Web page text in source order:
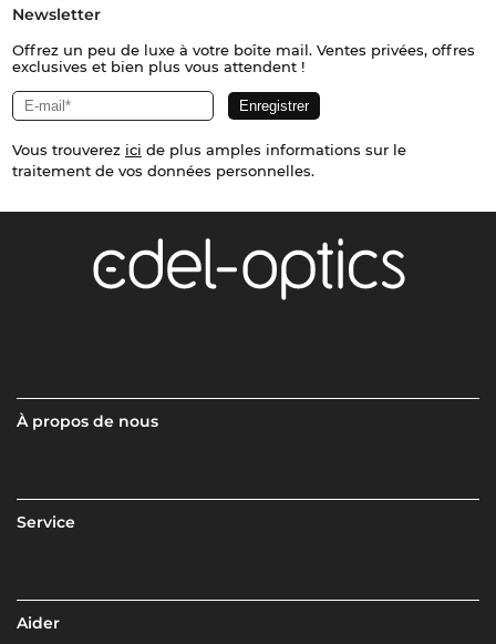
Newsletter
Offrez un peu de luxe à votre boîte mail. Ventes privées, offres
exclusives et bien plus vous attendent !
Vous trouverez ici de plus amples informations sur le
traitement de vos données personnelles.
À propos de nous
Service
Aider